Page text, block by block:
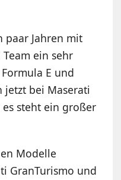
paar Jahren mit
ein sehr
E und
jetzt bei Maserati
steht ein großer
Modelle
GranTurismo und